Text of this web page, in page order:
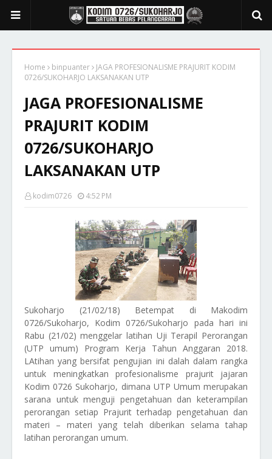
Home binpuanter
JAGA PROFESIONALISME PRAJURIT KODIM
0726/SUKOHARJO LAKSANAKAN UTP
JAGA PROFESIONALISME
PRAJURIT KODIM
0726/SUKOHARJO
LAKSANAKAN UTP
kodim0726 4:52 PM
Sukoharjo (21/02/18) Betempat di Makodim
0726/Sukoharjo, Kodim 0726/Sukoharjo pada hari ini
Rabu (21/02) menggelar latihan Uji Terapil Perorangan
(UTP umum) Program Kerja Tahun Anggaran 2018.
LAtihan yang bersifat pengujian ini dalah dalam rangka
untuk meningkatkan profesionalisme prajurit jajaran
Kodim 0726 Sukoharjo, dimana UTP Umum merupakan
sarana untuk menguji pengetahuan dan keterampilan
perorangan setiap Prajurit terhadap pengetahuan dan
materi – materi yang telah diberikan selama tahap
latihan perorangan umum.